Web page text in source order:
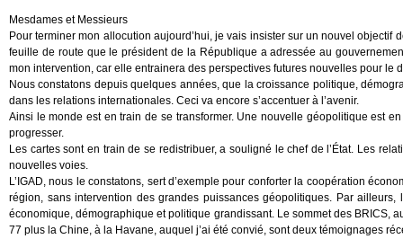
Mesdames et Messieurs
Pour terminer mon allocution aujourd’hui, je vais insister sur un nouvel
feuille de route que le président de la République a adressée au
mon intervention, car elle entrainera des perspectives futures nouvelles pour le
Nous constatons depuis quelques années, que la croissance politique,
dans les relations internationales. Ceci va encore s’accentuer à l’avenir.
Ainsi le monde est en train de se transformer. Une nouvelle géopolitique est
progresser.
Les cartes sont en train de se redistribuer, a souligné le chef de l’État. Les
nouvelles voies.
L’IGAD, nous le constatons, sert d’exemple pour conforter la coopération
région, sans intervention des grandes puissances géopolitiques. Par
économique, démographique et politique grandissant. Le sommet des BRICS,
77 plus la Chine, à la Havane, auquel j’ai été convié, sont deux témoignages